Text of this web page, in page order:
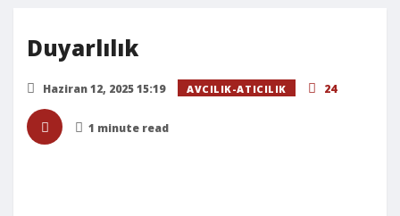
İLE İLGİLİ AÇIKLAMALARDA BULUNDU
*Cumhurbaşkanı Ersin Tatar, Birkan Uzun anısına
madalyalarını verdi*
TÜRKÜLERLE DAÜ’NÜN BU YILKİ KONUĞU EDİP AKBAYRAM
TELSİM FREEZONE 8. LİSELERARASI MÜZİK YARIŞMASI
MUHTEŞEM BİR FİNALLE SONA ERDİ
DAÜ DÜNYA ÜNİVERSİTELER ETKİ SIRALAMASI’NDA
Duyarlılık
Haziran 12, 2025 15:19 AVCILIK-ATICILIK 24
1 minute read